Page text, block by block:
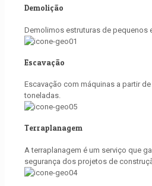
Demolição
Demolimos estruturas de pequenos
Escavação
Escavação com máquinas a partir de
toneladas.
Terraplanagem
A terraplanagem é um serviço que
segurança dos projetos de